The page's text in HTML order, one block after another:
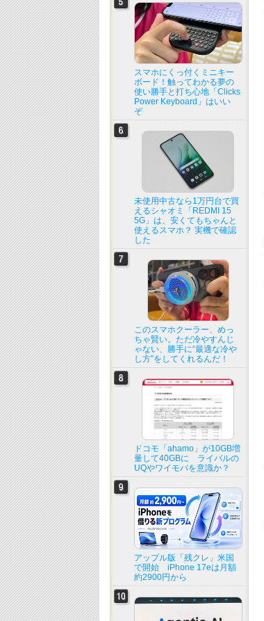
スマホにくっ付くミニキー
ボード！触ってわかる夢の
使い勝手と打ち心地「Clicks
Power Keyboard」はいい
ぞ
未使用中古なら1万円台で買
えるシャオミ「REDMI 15
5G」は、安くてもちゃんと
使えるスマホ？ 実機で確認
した
このスマホクーラー、めっ
ちゃ賢い。ただ冷やすんじ
ゃない、勝手に“最適な冷や
し方”をしてくれるんだ！
ドコモ「ahamo」が10GB増
量して40GBに ライバルの
UQやワイモバを意識か？
アップル版「残クレ」米国
で開始 iPhone 17eは月額
約2900円から